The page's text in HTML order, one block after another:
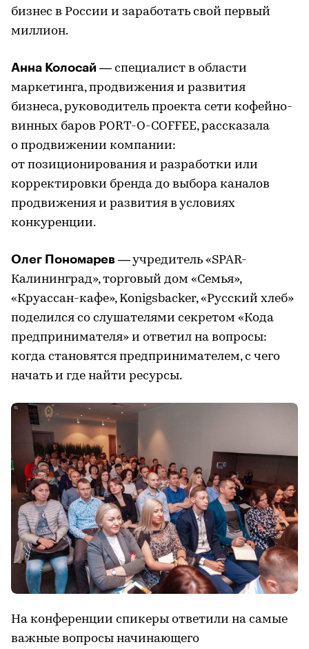
бизнес в России и заработать свой первый
миллион.
Анна Колосай — специалист в области
маркетинга, продвижения и развития
бизнеса, руководитель проекта сети кофейно-
винных баров PORT-O-COFFEE, рассказала
о продвижении компании:
от позиционирования и разработки или
корректировки бренда до выбора каналов
продвижения и развития в условиях
конкуренции.
Олег Пономарев — учредитель «SPAR-
Калининград», торговый дом «Семья»,
«Круассан-кафе», Konigsbacker, «Русский хлеб»
поделился со слушателями секретом «Кода
предпринимателя» и ответил на вопросы:
когда становятся предпринимателем, с чего
начать и где найти ресурсы.
На конференции спикеры ответили на самые
важные вопросы начинающего